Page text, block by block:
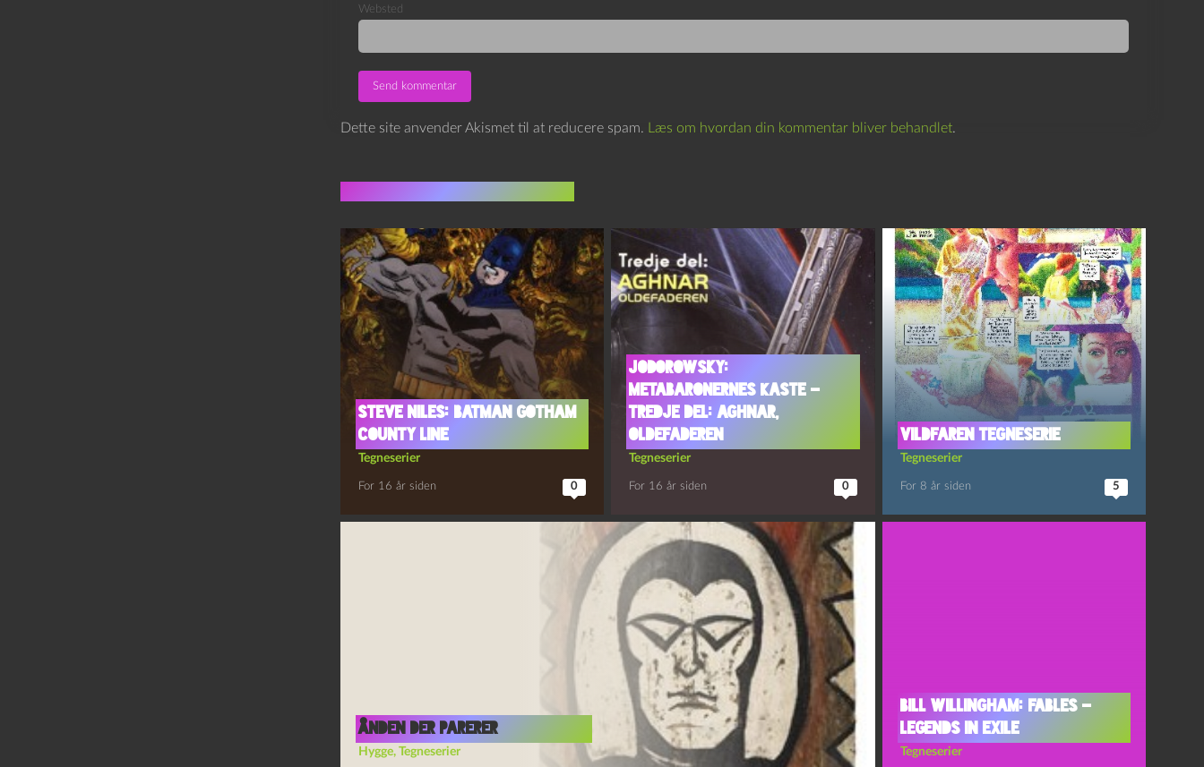
Websted
Dette site anvender Akismet til at reducere spam. Læs om hvordan din kommentar bliver behandlet.
Steve Niles: Batman Gotham
County Line
Tegneserier
For 16 år siden 0
Jodorowsky:
Metabaronernes Kaste –
Tredje del: Aghnar,
oldefaderen
Tegneserier
For 16 år siden 0
Vildfaren tegneserie
Tegneserier
For 8 år siden 5
Ånden der parerer
Hygge, Tegneserier
Bill Willingham: Fables –
Legends in Exile
Tegneserier